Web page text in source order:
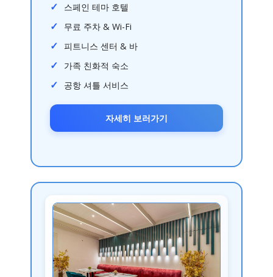
스페인 테마 호텔
무료 주차 & Wi-Fi
피트니스 센터 & 바
가족 친화적 숙소
공항 셔틀 서비스
자세히 보러가기